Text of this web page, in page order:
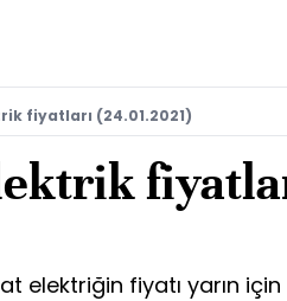
fiyatları (24.01.2021)
elektriğin fiyatı yarın için